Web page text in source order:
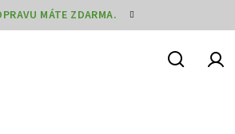
MÁTE ZDARMA.